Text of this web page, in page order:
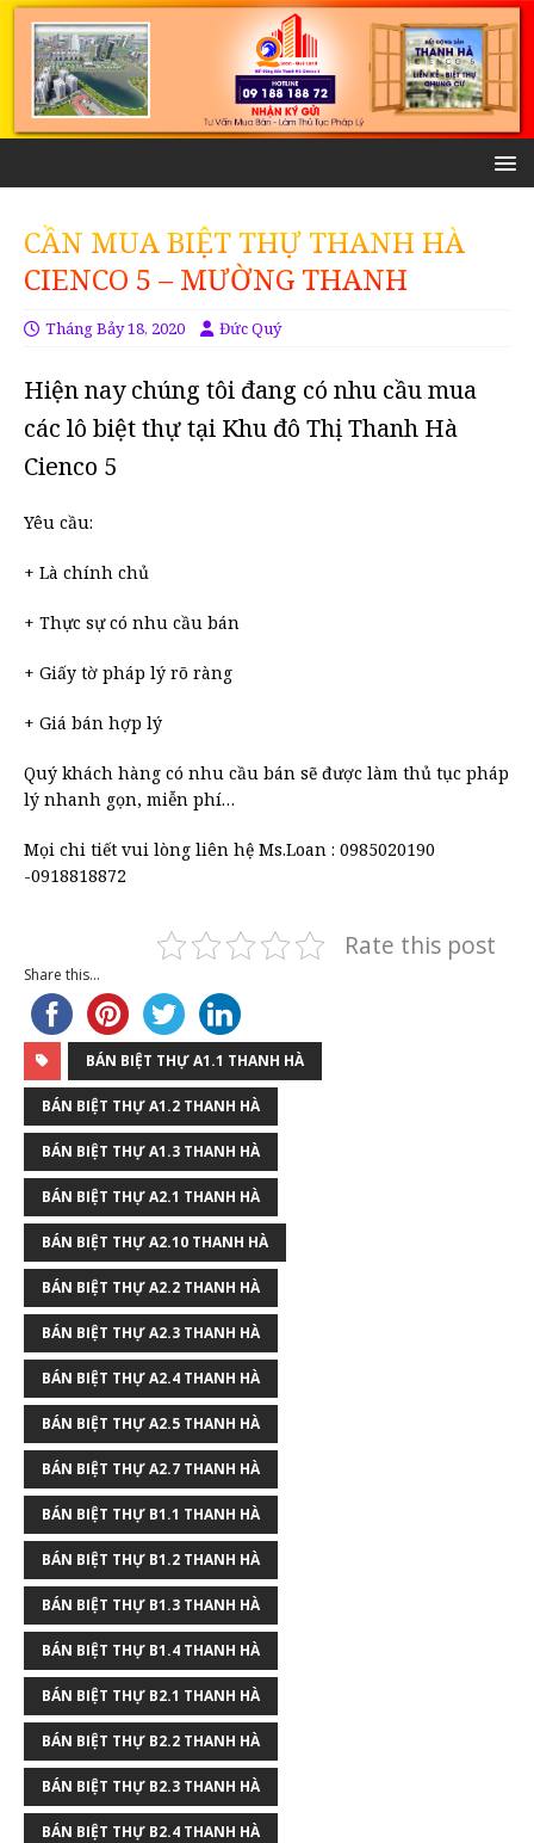
CẦN MUA BIỆT THỰ THANH HÀ
CIENCO 5 – MƯỜNG THANH
Tháng Bảy 18, 2020 Đức Quý
Hiện nay chúng tôi đang có nhu cầu mua
các lô biệt thự tại Khu đô Thị Thanh Hà
Cienco 5
Yêu cầu:
+ Là chính chủ
+ Thực sự có nhu cầu bán
+ Giấy tờ pháp lý rõ ràng
+ Giá bán hợp lý
Quý khách hàng có nhu cầu bán sẽ được làm thủ tục pháp
lý nhanh gọn, miễn phí…
Mọi chi tiết vui lòng liên hệ Ms.Loan : 0985020190
-0918818872
Rate this post
Share this...
BÁN BIỆT THỰ A1.1 THANH HÀ
BÁN BIỆT THỰ A1.2 THANH HÀ
BÁN BIỆT THỰ A1.3 THANH HÀ
BÁN BIỆT THỰ A2.1 THANH HÀ
BÁN BIỆT THỰ A2.10 THANH HÀ
BÁN BIỆT THỰ A2.2 THANH HÀ
BÁN BIỆT THỰ A2.3 THANH HÀ
BÁN BIỆT THỰ A2.4 THANH HÀ
BÁN BIỆT THỰ A2.5 THANH HÀ
BÁN BIỆT THỰ A2.7 THANH HÀ
BÁN BIỆT THỰ B1.1 THANH HÀ
BÁN BIỆT THỰ B1.2 THANH HÀ
BÁN BIỆT THỰ B1.3 THANH HÀ
BÁN BIỆT THỰ B1.4 THANH HÀ
BÁN BIỆT THỰ B2.1 THANH HÀ
BÁN BIỆT THỰ B2.2 THANH HÀ
BÁN BIỆT THỰ B2.3 THANH HÀ
BÁN BIỆT THỰ B2.4 THANH HÀ